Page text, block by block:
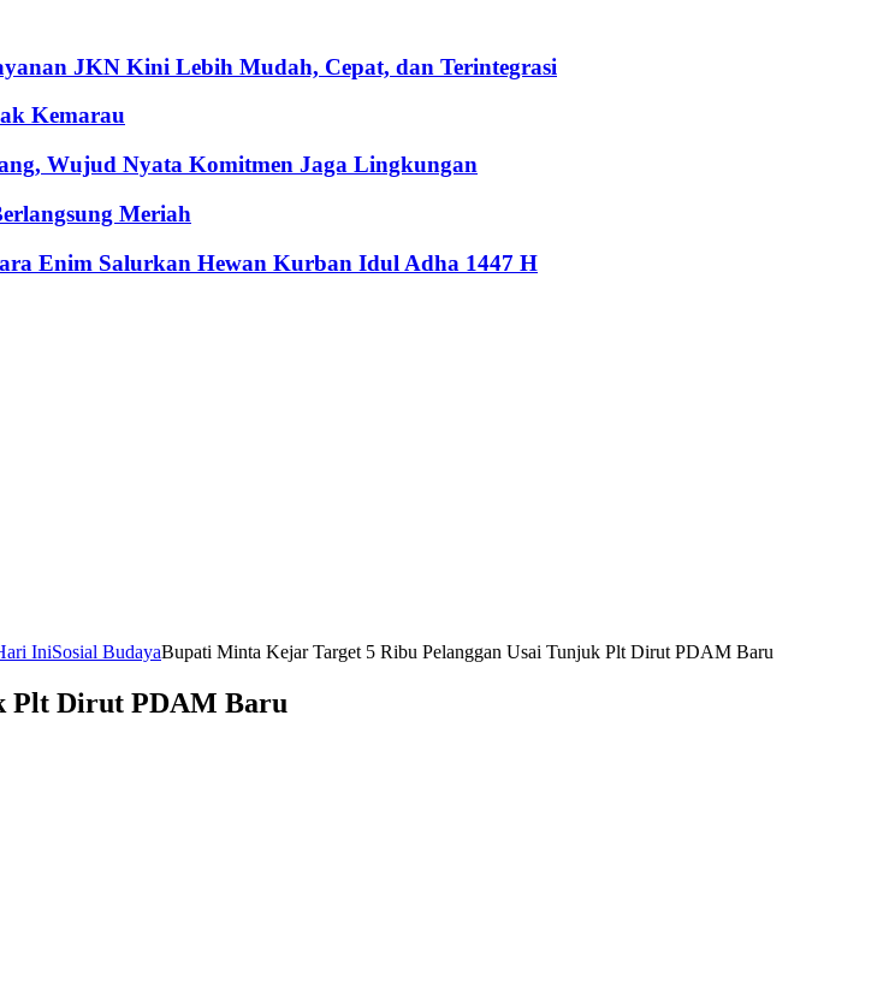
JKN Kini Lebih Mudah, Cepat, dan Terintegrasi
Kemarau
Wujud Nyata Komitmen Jaga Lingkungan
Meriah
Enim Salurkan Hewan Kurban Idul Adha 1447 H
IniSosial BudayaBupati Minta Kejar Target 5 Ribu Pelanggan Usai Tunjuk Plt Dirut PDAM Baru
Plt Dirut PDAM Baru